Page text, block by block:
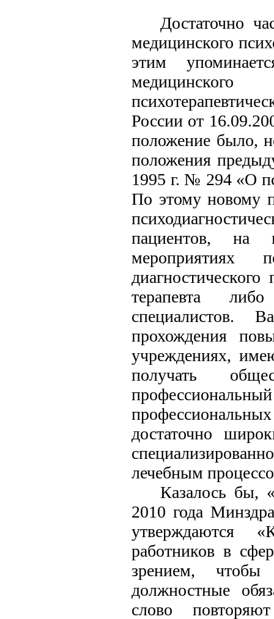
Достаточно
медицинского
этим
России от
положение было,
положения
1995 г. № 294 «О
По этому новому
пациентов, на
мероприятиях
терапевта
специалистов.
прохождения
учреждениях,
получать
достаточно
лечебным
Казалось бы,
2010 года
утверждаются
работников в
зрением,
должностные
слово